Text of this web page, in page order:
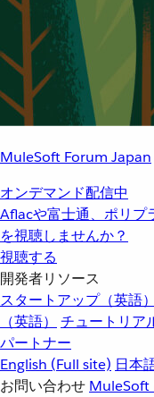
MuleSoft Forum Japan
オンデマンド配信中
Aflacや富士通、ポリプ
を視聴しませんか？
視聴する
開発者リソース
スタートアップ（英語）
（英語）
チュートリア
パートナー
English (Full site) 日本
お問い合わせ MuleSoft